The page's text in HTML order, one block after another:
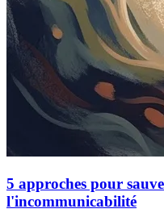
5 approches pour
l'incommunicabilité